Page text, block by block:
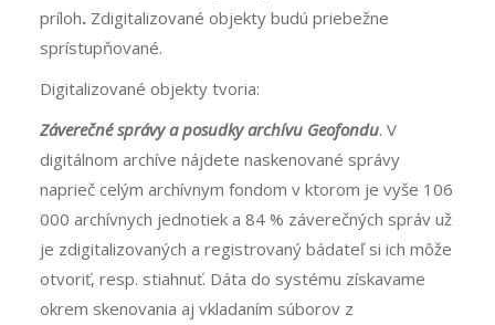
príloh. Zdigitalizované objekty budú priebežne
sprístupňované.
Digitalizované objekty tvoria:
Záverečné správy a posudky archívu Geofondu. V
digitálnom archíve nájdete naskenované správy
naprieč celým archívnym fondom v ktorom je vyše 106
000 archívnych jednotiek a 84 % záverečných správ už
je zdigitalizovaných a registrovaný bádateľ si ich môže
otvoriť, resp. stiahnuť. Dáta do systému získavame
okrem skenovania aj vkladaním súborov z